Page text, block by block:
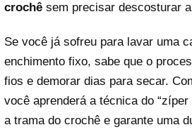
crochê sem precisar descosturar
Se você já sofreu para lavar uma
enchimento fixo, sabe que o
fios e demorar dias para secar.
você aprenderá a técnica do “zíper
a trama do crochê e garante uma